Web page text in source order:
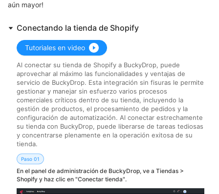
aún mayor!
Conectando la tienda de Shopify
Tutoriales en video
Al conectar su tienda de Shopify a BuckyDrop, puede
aprovechar al máximo las funcionalidades y ventajas de
servicio de BuckyDrop. Esta integración sin fisuras le permite
gestionar y manejar sin esfuerzo varios procesos
comerciales críticos dentro de su tienda, incluyendo la
gestión de productos, el procesamiento de pedidos y la
configuración de automatización. Al conectar estrechamente
su tienda con BuckyDrop, puede liberarse de tareas tediosas
y concentrarse plenamente en la operación exitosa de su
tienda.
Paso 01
En el panel de administración de BuckyDrop, ve a Tiendas >
Shopify y haz clic en "Conectar tienda".